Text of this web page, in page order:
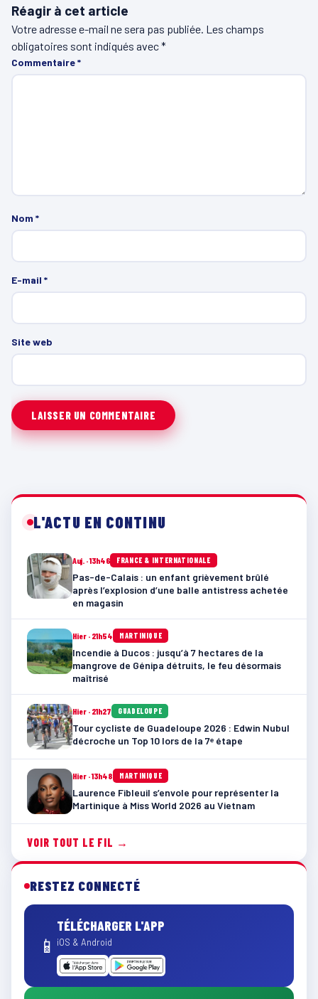
Réagir à cet article
Votre adresse e-mail ne sera pas publiée. Les champs
obligatoires sont indiqués avec*
Commentaire*
Nom *
E-mail *
Site web
L'ACTU EN CONTINU
Auj. · 13h46 FRANCE & INTERNATIONALE
Pas-de-Calais : un enfant grièvement brûlé
après l’explosion d’une balle antistress achetée
en magasin
Hier · 21h54 MARTINIQUE
Incendie à Ducos : jusqu’à 7 hectares de la
mangrove de Génipa détruits, le feu désormais
maîtrisé
Hier · 21h27 GUADELOUPE
Tour cycliste de Guadeloupe 2026 : Edwin Nubul
décroche un Top 10 lors de la 7ᵉ étape
Hier · 13h48 MARTINIQUE
Laurence Fibleuil s’envole pour représenter la
Martinique à Miss World 2026 au Vietnam
VOIR TOUT LE FIL →
RESTEZ CONNECTÉ
📱
TÉLÉCHARGER L'APP
iOS & Android